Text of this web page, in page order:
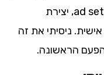
קורה לבד: בחירת objective, מבנה ad set, יצירת
ניסיתי את זה
הראשונה.